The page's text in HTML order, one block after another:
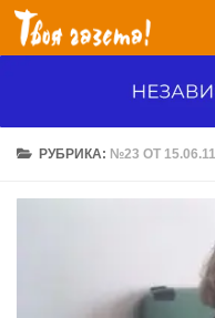
Перейти к содержимому
РУБРИКА: №23 ОТ 15.06.11